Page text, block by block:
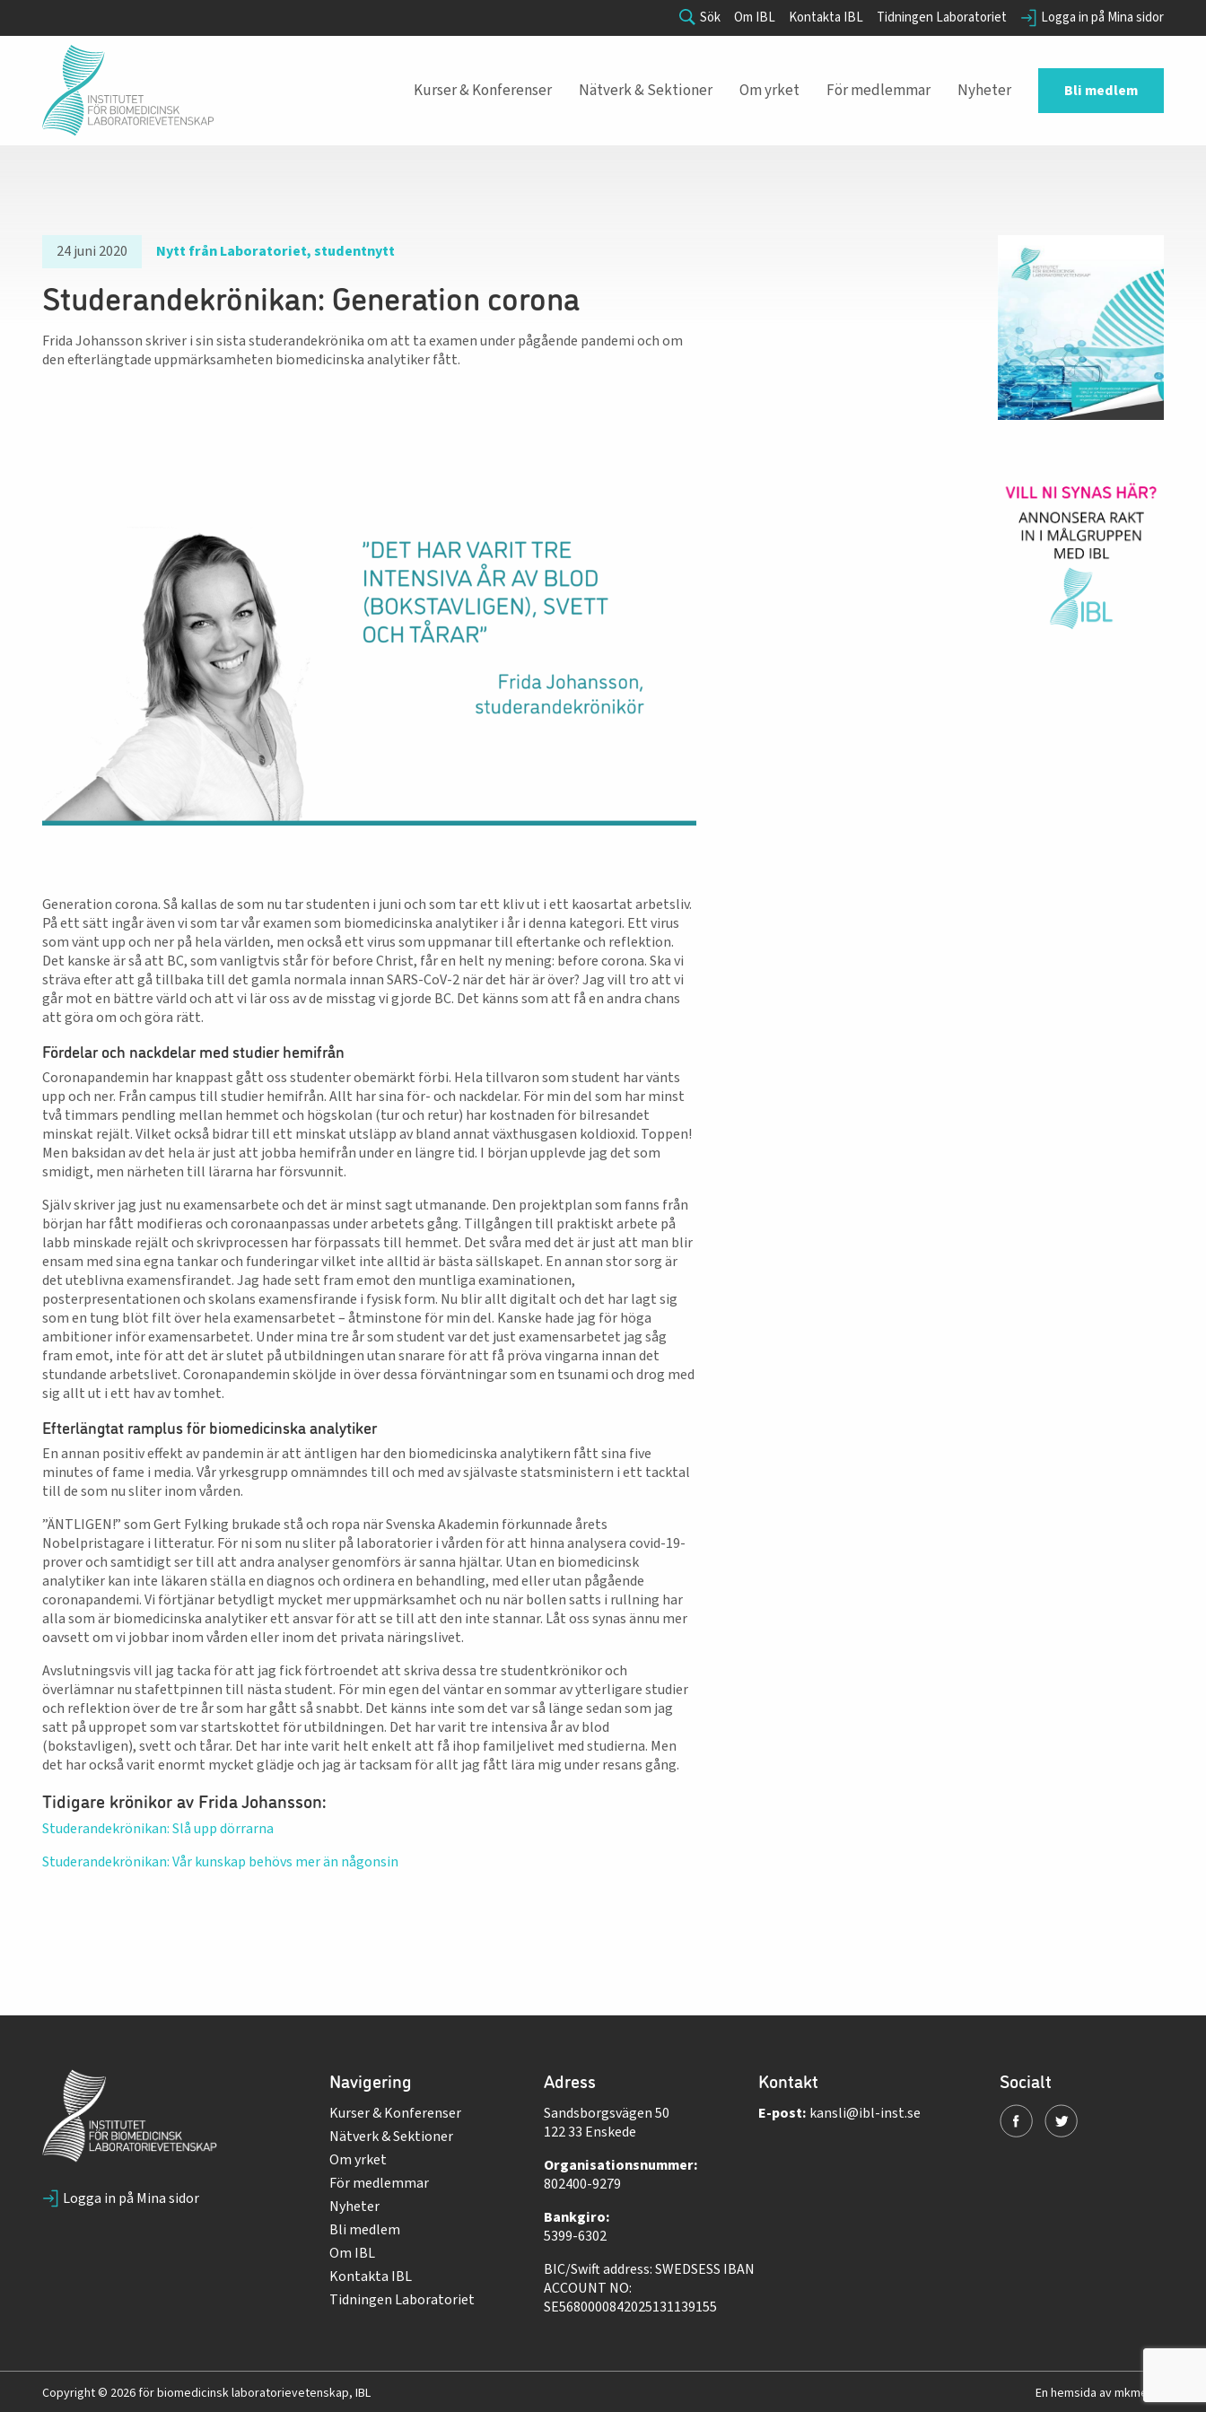
Sök Om IBL Kontakta IBL Tidningen Laboratoriet Logga in på Mina sidor
Kurser & Konferenser Nätverk & Sektioner Om yrket För medlemmar Nyheter Bli medlem
24 juni 2020 Nytt från Laboratoriet, studentnytt
Studerandekrönikan: Generation corona
Frida Johansson skriver i sin sista studerandekrönika om att ta examen under pågående pandemi och om
den efterlängtade uppmärksamheten biomedicinska analytiker fått.
Generation corona. Så kallas de som nu tar studenten i juni och som tar ett kliv ut i ett kaosartat arbetsliv.
På ett sätt ingår även vi som tar vår examen som biomedicinska analytiker i år i denna kategori. Ett virus
som vänt upp och ner på hela världen, men också ett virus som uppmanar till eftertanke och reflektion.
Det kanske är så att BC, som vanligtvis står för before Christ, får en helt ny mening: before corona. Ska vi
sträva efter att gå tillbaka till det gamla normala innan SARS-CoV-2 när det här är över? Jag vill tro att vi
går mot en bättre värld och att vi lär oss av de misstag vi gjorde BC. Det känns som att få en andra chans
att göra om och göra rätt.
Fördelar och nackdelar med studier hemifrån
Coronapandemin har knappast gått oss studenter obemärkt förbi. Hela tillvaron som student har vänts
upp och ner. Från campus till studier hemifrån. Allt har sina för- och nackdelar. För min del som har minst
två timmars pendling mellan hemmet och högskolan (tur och retur) har kostnaden för bilresandet
minskat rejält. Vilket också bidrar till ett minskat utsläpp av bland annat växthusgasen koldioxid. Toppen!
Men baksidan av det hela är just att jobba hemifrån under en längre tid. I början upplevde jag det som
smidigt, men närheten till lärarna har försvunnit.
Själv skriver jag just nu examensarbete och det är minst sagt utmanande. Den projektplan som fanns från
början har fått modifieras och coronaanpassas under arbetets gång. Tillgången till praktiskt arbete på
labb minskade rejält och skrivprocessen har förpassats till hemmet. Det svåra med det är just att man blir
ensam med sina egna tankar och funderingar vilket inte alltid är bästa sällskapet. En annan stor sorg är
det uteblivna examensfirandet. Jag hade sett fram emot den muntliga examinationen,
posterpresentationen och skolans examensfirande i fysisk form. Nu blir allt digitalt och det har lagt sig
som en tung blöt filt över hela examensarbetet – åtminstone för min del. Kanske hade jag för höga
ambitioner inför examensarbetet. Under mina tre år som student var det just examensarbetet jag såg
fram emot, inte för att det är slutet på utbildningen utan snarare för att få pröva vingarna innan det
stundande arbetslivet. Coronapandemin sköljde in över dessa förväntningar som en tsunami och drog med
sig allt ut i ett hav av tomhet.
Efterlängtat ramplus för biomedicinska analytiker
En annan positiv effekt av pandemin är att äntligen har den biomedicinska analytikern fått sina five
minutes of fame i media. Vår yrkesgrupp omnämndes till och med av självaste statsministern i ett tacktal
till de som nu sliter inom vården.
”ÄNTLIGEN!” som Gert Fylking brukade stå och ropa när Svenska Akademin förkunnade årets
Nobelpristagare i litteratur. För ni som nu sliter på laboratorier i vården för att hinna analysera covid-19-
prover och samtidigt ser till att andra analyser genomförs är sanna hjältar. Utan en biomedicinsk
analytiker kan inte läkaren ställa en diagnos och ordinera en behandling, med eller utan pågående
coronapandemi. Vi förtjänar betydligt mycket mer uppmärksamhet och nu när bollen satts i rullning har
alla som är biomedicinska analytiker ett ansvar för att se till att den inte stannar. Låt oss synas ännu mer
oavsett om vi jobbar inom vården eller inom det privata näringslivet.
Avslutningsvis vill jag tacka för att jag fick förtroendet att skriva dessa tre studentkrönikor och
överlämnar nu stafettpinnen till nästa student. För min egen del väntar en sommar av ytterligare studier
och reflektion över de tre år som har gått så snabbt. Det känns inte som det var så länge sedan som jag
satt på uppropet som var startskottet för utbildningen. Det har varit tre intensiva år av blod
(bokstavligen), svett och tårar. Det har inte varit helt enkelt att få ihop familjelivet med studierna. Men
det har också varit enormt mycket glädje och jag är tacksam för allt jag fått lära mig under resans gång.
Tidigare krönikor av Frida Johansson:
Studerandekrönikan: Slå upp dörrarna
Studerandekrönikan: Vår kunskap behövs mer än någonsin
Logga in på Mina sidor
Navigering
Kurser & Konferenser
Nätverk & Sektioner
Om yrket
För medlemmar
Nyheter
Bli medlem
Om IBL
Kontakta IBL
Tidningen Laboratoriet
Adress
Sandsborgsvägen 50
122 33 Enskede
Organisationsnummer:
802400-9279
Bankgiro:
5399-6302
BIC/Swift address: SWEDSESS IBAN
ACCOUNT NO:
SE5680000842025131139155
Kontakt
E-post: kansli@ibl-inst.se
Socialt
Copyright © 2026 för biomedicinsk laboratorievetenskap, IBL En hemsida av mkmedia